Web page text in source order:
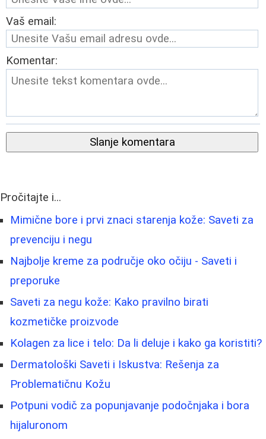
Vaš email:
Komentar:
Slanje komentara
Pročitajte i...
Mimične bore i prvi znaci starenja kože: Saveti za
prevenciju i negu
Najbolje kreme za područje oko očiju - Saveti i
preporuke
Saveti za negu kože: Kako pravilno birati
kozmetičke proizvode
Kolagen za lice i telo: Da li deluje i kako ga koristiti?
Dermatološki Saveti i Iskustva: Rešenja za
Problematičnu Kožu
Potpuni vodič za popunjavanje podočnjaka i bora
hijaluronom